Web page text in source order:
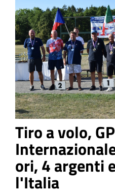
Tiro a volo, GP
ori, 4 argenti
l'Italia